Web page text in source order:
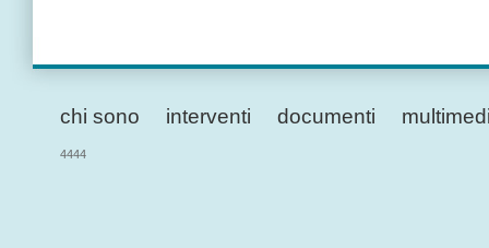
chi sono interventi documenti
4444